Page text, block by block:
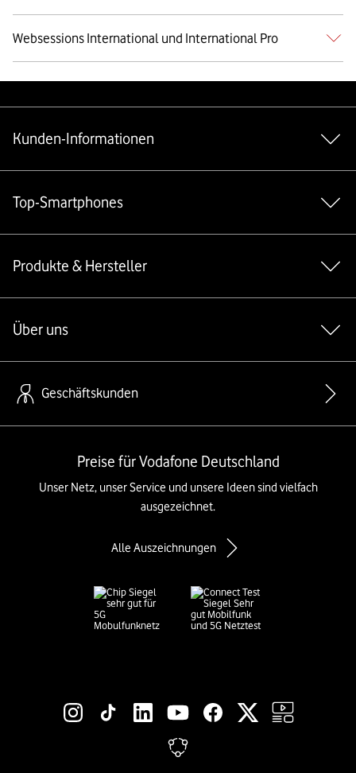
Websessions International und International Pro
Kunden-Informationen
Top-Smartphones
Produkte & Hersteller
Über uns
Geschäftskunden
Preise für Vodafone Deutschland
Unser Netz, unser Service und unsere Ideen sind vielfach
ausgezeichnet.
Alle Auszeichnungen